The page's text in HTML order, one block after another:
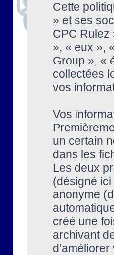
Cette
» et ses
CPC Rulez
», « eux »,
Group », «
collectées
vos
Vos
un certain
dans les
Les deux
(désigné ici
anonyme
créé une
archivant